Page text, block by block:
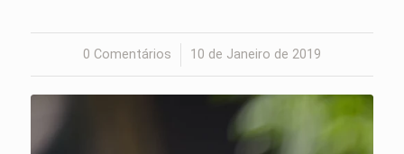
0 Comentários
/ 10 de Janeiro de 2019